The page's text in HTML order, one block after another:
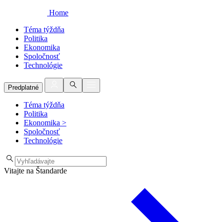
Home
Téma týždňa
Politika
Ekonomika
Spoločnosť
Technológie
Predplatné
Téma týždňa
Politika
Ekonomika >
Spoločnosť
Technológie
Vitajte na Štandarde